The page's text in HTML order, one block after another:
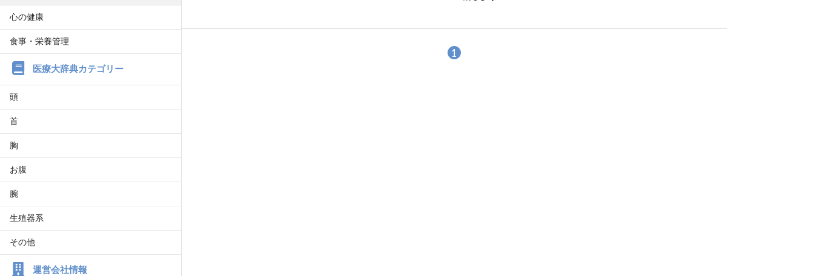
心の健康
食事・栄養管理
医療大辞典カテゴリー
頭
首
胸
お腹
腕
生殖器系
その他
運営会社情報
1